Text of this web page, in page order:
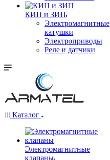
КИП и ЗИП
Электромагнитные
катушки
Электроприводы
Реле и датчики
Каталог
Электромагнитные
клапаны